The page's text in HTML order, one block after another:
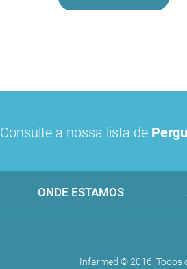
Consulte a nossa lista de
ONDE ESTAMOS
Infarmed © 2016. Todos